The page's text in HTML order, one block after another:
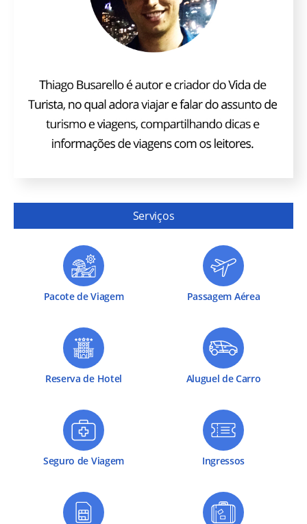
Serviços
Pacote de Viagem Passagem Aérea
Reserva de Hotel Aluguel de Carro
Seguro de Viagem Ingressos